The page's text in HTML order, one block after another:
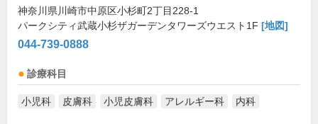
神奈川県川崎市中原区小杉町2丁目228-1
パークシティ武蔵小杉ザガーデンタワーズウエスト1F [地図]
044-739-0888
診療科目
小児科 皮膚科 小児皮膚科 アレルギー科 内科